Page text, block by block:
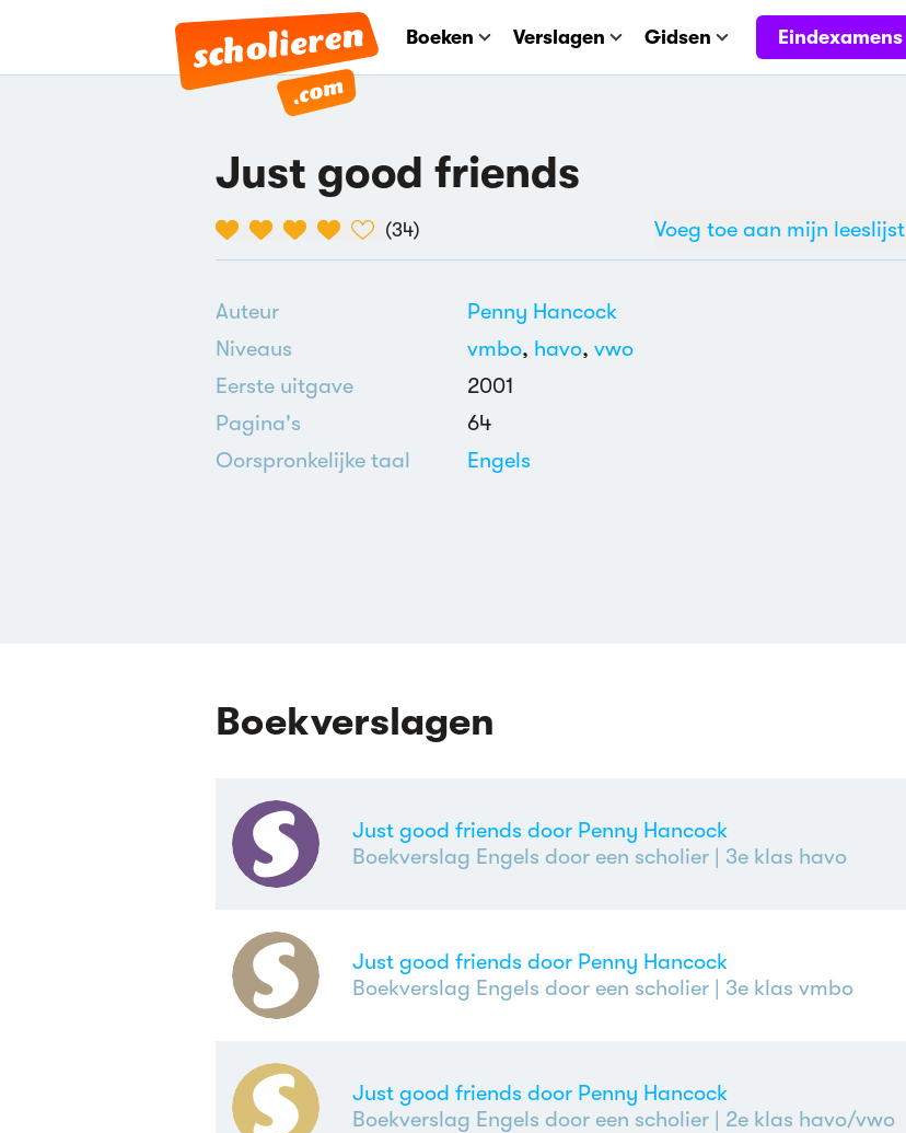
Boeken Verslagen Gidsen Eindexamens
Just good friends
(34) Voeg toe aan mijn leeslijst
Auteur
Penny Hancock
Niveaus
vmbo, havo, vwo
Eerste uitgave
2001
Pagina's
64
Oorspronkelijke taal
Engels
Boekverslagen
Just good friends door Penny Hancock
Boekverslag Engels door een scholier | 3e klas havo
Just good friends door Penny Hancock
Boekverslag Engels door een scholier | 3e klas vmbo
Just good friends door Penny Hancock
Boekverslag Engels door een scholier | 2e klas havo/vwo